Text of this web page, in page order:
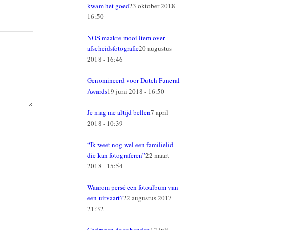
kwam het goed23 oktober 2018 -
16:50
NOS maakte mooi item over
afscheidsfotografie20 augustus
2018 - 16:46
Genomineerd voor Dutch Funeral
Awards19 juni 2018 - 16:50
Je mag me altijd bellen7 april
2018 - 10:39
“Ik weet nog wel een familielid
die kan fotograferen”22 maart
2018 - 15:54
Waarom persé een fotoalbum van
een uitvaart?22 augustus 2017 -
21:32